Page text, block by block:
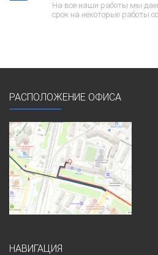
На все наши работы мы
срок на некоторые работы
РАСПОЛОЖЕНИЕ ОФИСА
НАВИГАЦИЯ